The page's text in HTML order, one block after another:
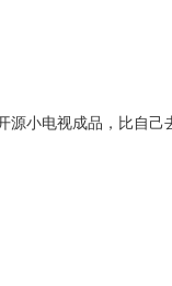
源小电视成品，比自